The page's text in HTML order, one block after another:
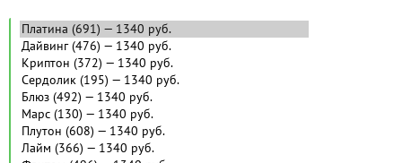
Нальчик:
Самара:
Под заказ
Тверь:
Тюмень:
Челябинск: